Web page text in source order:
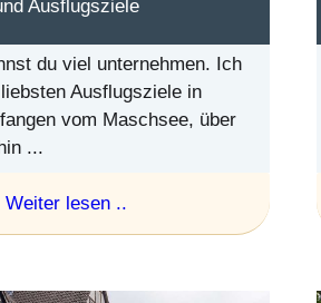
Ausflugsziele
du viel unternehmen. Ich
Ausflugsziele in
vom Maschsee, über
...
Weiter lesen ..